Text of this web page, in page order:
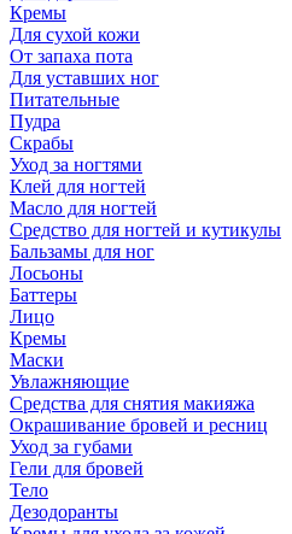
Кремы
Для сухой кожи
От запаха пота
Для уставших ног
Питательные
Пудра
Скрабы
Уход за ногтями
Клей для ногтей
Масло для ногтей
Средство для ногтей и кутикулы
Бальзамы для ног
Лосьоны
Баттеры
Лицо
Кремы
Маски
Увлажняющие
Средства для снятия макияжа
Окрашивание бровей и ресниц
Уход за губами
Гели для бровей
Тело
Дезодоранты